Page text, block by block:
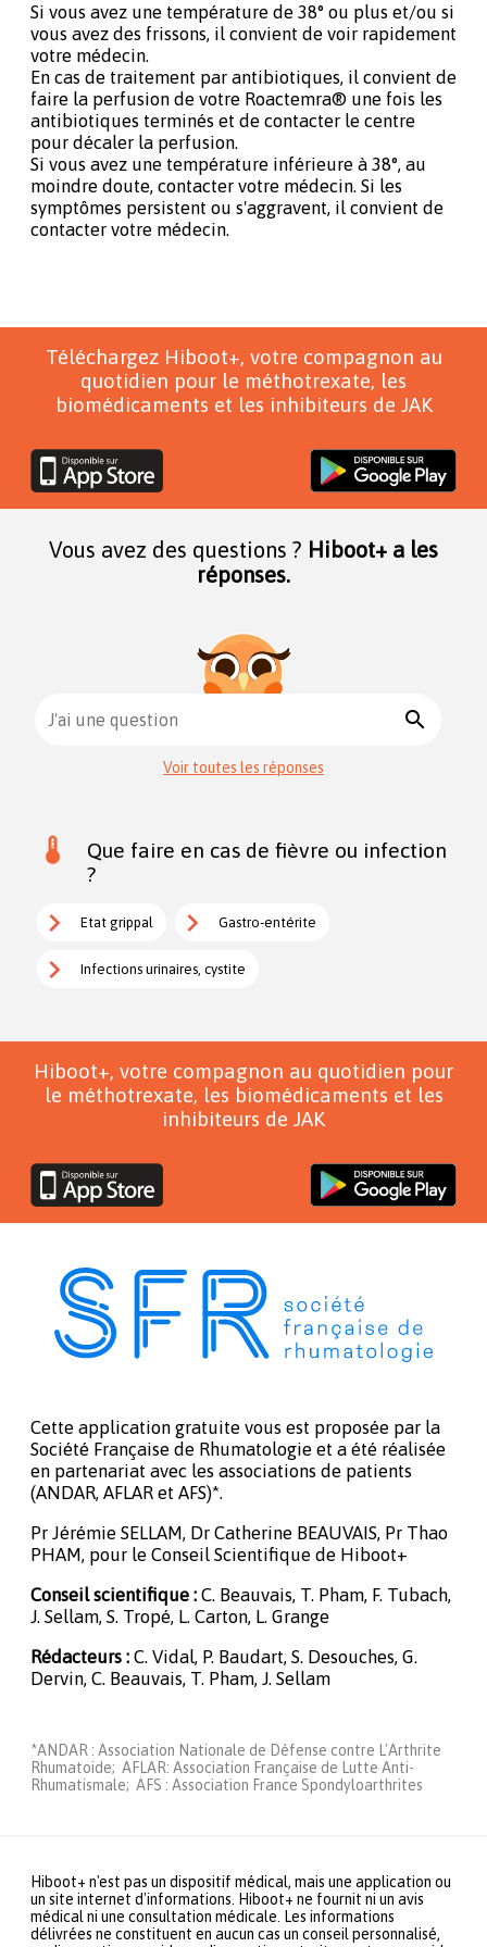
Si vous avez une température de 38° ou plus et/ou si
vous avez des frissons, il convient de voir rapidement
votre médecin.
En cas de traitement par antibiotiques, il convient de
faire la perfusion de votre Roactemra® une fois les
antibiotiques terminés et de contacter le centre
pour décaler la perfusion.
Si vous avez une température inférieure à 38°, au
moindre doute, contacter votre médecin. Si les
symptômes persistent ou s'aggravent, il convient de
contacter votre médecin.
Téléchargez Hiboot+, votre compagnon au
quotidien pour le méthotrexate, les
biomédicaments et les inhibiteurs de JAK
Vous avez des questions ? Hiboot+ a les
réponses.
J'ai une question search
Voir toutes les réponses
Que faire en cas de fièvre ou infection
?
Etat grippal Gastro-entérite
Infections urinaires, cystite
Hiboot+, votre compagnon au quotidien pour
le méthotrexate, les biomédicaments et les
inhibiteurs de JAK
Cette application gratuite vous est proposée par la
Société Française de Rhumatologie et a été réalisée
en partenariat avec les associations de patients
(ANDAR, AFLAR et AFS)*.
Pr Jérémie SELLAM, Dr Catherine BEAUVAIS, Pr Thao
PHAM, pour le Conseil Scientifique de Hiboot+
Conseil scientifique : C. Beauvais, T. Pham, F. Tubach,
J. Sellam, S. Tropé, L. Carton, L. Grange
Rédacteurs : C. Vidal, P. Baudart, S. Desouches, G.
Dervin, C. Beauvais, T. Pham, J. Sellam
*ANDAR : Association Nationale de Défense contre L'Arthrite
Rhumatoide; AFLAR: Association Française de Lutte Anti-
Rhumatismale; AFS : Association France Spondyloarthrites
Hiboot+ n'est pas un dispositif médical, mais une application ou
un site internet d'informations. Hiboot+ ne fournit ni un avis
médical ni une consultation médicale. Les informations
délivrées ne constituent en aucun cas un conseil personnalisé,